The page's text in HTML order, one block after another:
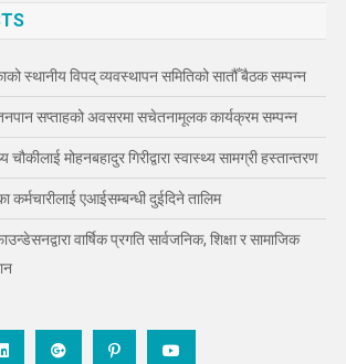
स्थानीय विपद् व्यवस्थापन समितिको सातौँ बैठक सम्पन्न
सप्ताहको अवसरमा सचेतनामूलक कार्यक्रम सम्पन्न
चौकीलाई मोहनबहादुर गिरीद्वारा स्वास्थ्य सामग्री हस्तान्तरण
कर्मचारीलाई एआईसम्बन्धी दुईदिने तालिम
वार्षिक प्रगति सार्वजनिक, शिक्षा र सामाजिक